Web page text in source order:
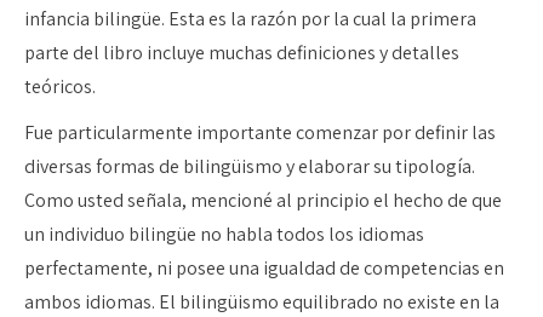
infancia bilingüe. Esta es la razón por la cual la primera
parte del libro incluye muchas definiciones y detalles
teóricos.
Fue particularmente importante comenzar por definir las
diversas formas de bilingüismo y elaborar su tipología.
Como usted señala, mencioné al principio el hecho de que
un individuo bilingüe no habla todos los idiomas
perfectamente, ni posee una igualdad de competencias en
ambos idiomas. El bilingüismo equilibrado no existe en la